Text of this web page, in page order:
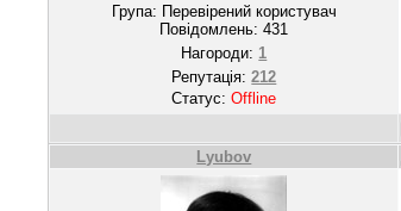
Група: Перевірений користувач
Повідомлень:431
Нагороди: 1
Репутація:212
Статус:Offline
Lyubov